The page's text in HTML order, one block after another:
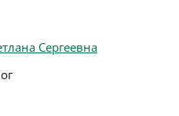
Сергеевна